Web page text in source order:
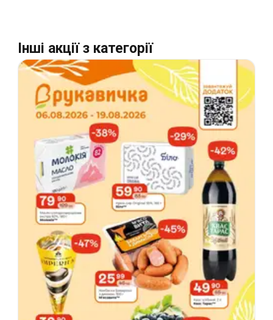
Інші акції з категорії